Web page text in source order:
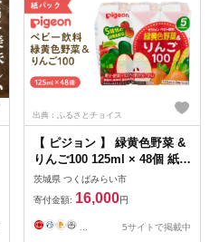
出典：ふるさとチョイス
【 ピジョン 】 緑黄色野菜 &
りんご100 125ml × 48個 紙パ
ック飲料 赤ちゃん 赤ちゃん
用品 ベビー ベビー用品 ベビ
ーグッズ 乳児 ベビー飲料 飲
料 紙パック 野菜 りんご ジュ
茨城県 つくばみらい市
寄付金額: 16,000円
5サイトで掲載中